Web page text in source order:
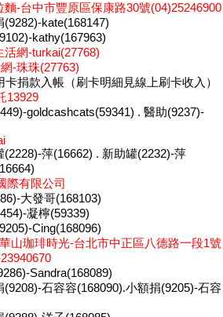
麵-台中市豐原區保康路30號(04)25246900
(9282)-kate(168147)
kathy(167963)
活網-turkai(27768)
-珠珠(27763)
卡捐款入帳（刷卡明細見線上刷卡收入）
13929
goldcashcats(59341) . 醫助(9237)-
(2228)-萍(16662) . 新助罐(2232)-萍
際有限公司
大發哥(168103)
凝檸(59339)
Cing(168096)
山珈琲時光-台北市中正區八德路一段1號
Sandra(168089)
(9208)-石容容(168090).小額捐(9205)-石容